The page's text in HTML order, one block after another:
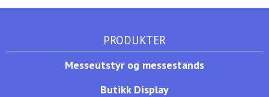
PRODUKTER
Messeutstyr og messestands
Butikk Display